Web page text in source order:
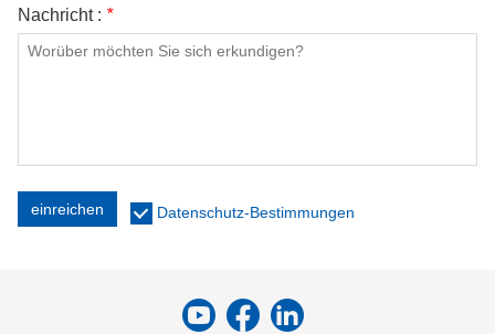
Nachricht : *
einreichen Datenschutz-Bestimmungen